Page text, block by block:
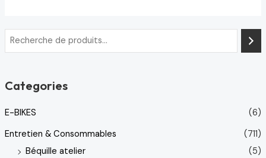
Categories
E-BIKES
(6)
Entretien & Consommables
(711)
Béquille atelier
(5)